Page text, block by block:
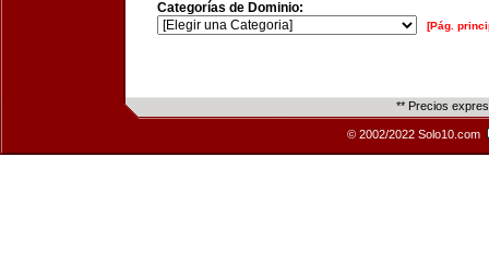
Categorías de Dominio:
[Pág.
** Precios
© 2002/2022 Solo10.com